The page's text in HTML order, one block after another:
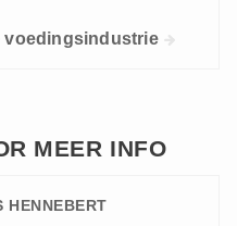
voedingsindustrie
MEER INFO
HENNEBERT